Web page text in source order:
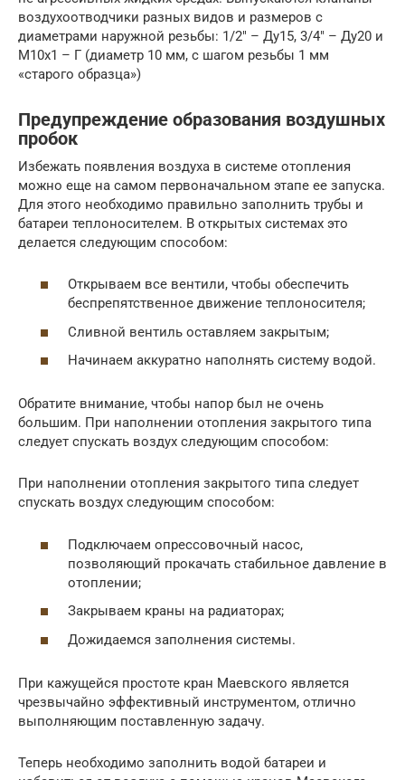
воздухоотводчики разных видов и размеров с
диаметрами наружной резьбы: 1/2″ – Ду15, 3/4″ – Ду20 и
М10х1 – Г (диаметр 10 мм, с шагом резьбы 1 мм
«старого образца»)
Предупреждение образования воздушных
пробок
Избежать появления воздуха в системе отопления
можно еще на самом первоначальном этапе ее запуска.
Для этого необходимо правильно заполнить трубы и
батареи теплоносителем. В открытых системах это
делается следующим способом:
Открываем все вентили, чтобы обеспечить
беспрепятственное движение теплоносителя;
Сливной вентиль оставляем закрытым;
Начинаем аккуратно наполнять систему водой.
Обратите внимание, чтобы напор был не очень
большим. При наполнении отопления закрытого типа
следует спускать воздух следующим способом:
При наполнении отопления закрытого типа следует
спускать воздух следующим способом:
Подключаем опрессовочный насос,
позволяющий прокачать стабильное давление в
отоплении;
Закрываем краны на радиаторах;
Дожидаемся заполнения системы.
При кажущейся простоте кран Маевского является
чрезвычайно эффективный инструментом, отлично
выполняющим поставленную задачу.
Теперь необходимо заполнить водой батареи и